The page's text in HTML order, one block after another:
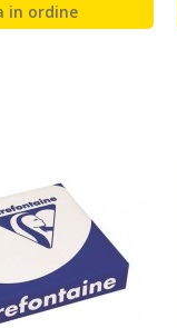
in ordine